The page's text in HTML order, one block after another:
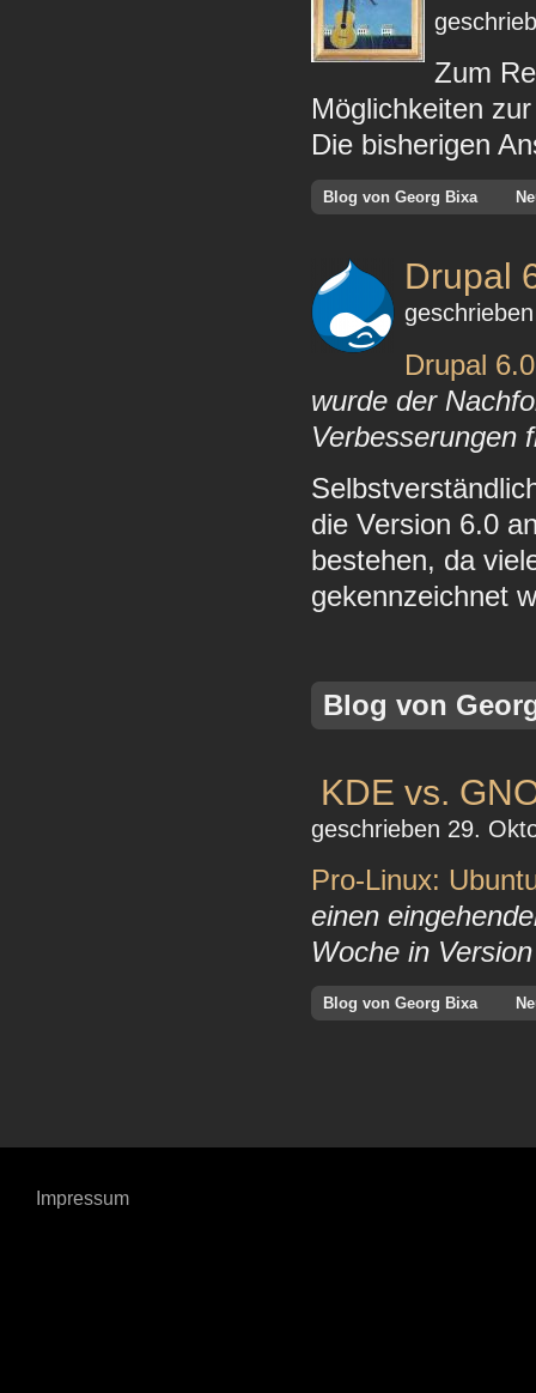
Zum
Möglichkeiten
Die bisherigen
Blog von Georg Bixa
Drupal
Drupal
wurde der
Verbesserungen
die Version 6.0
bestehen, da
gekennzeichnet
Blog von
KDE vs.
geschrieben 29.
Pro-Linux:
einen
Woche in
Blog von Georg Bixa
Impressum